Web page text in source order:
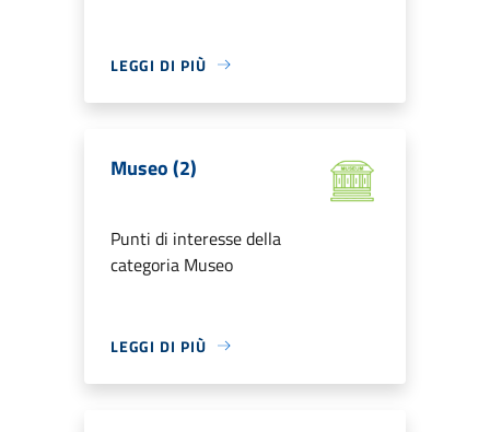
LEGGI DI PIÙ
Museo (2)
Punti di interesse della
categoria Museo
LEGGI DI PIÙ